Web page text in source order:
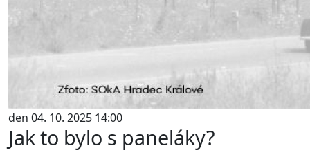
den 04. 10. 2025 14:00
Jak to bylo s paneláky?